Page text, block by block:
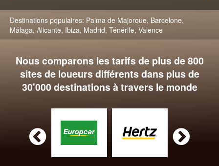
Destinations populaires: Palma de Majorque, Barcelone,
Málaga, Alicante, Ibiza, Madrid, Ténérife, Valence
Nous comparons les tarifs de plus de 800
sites de loueurs différents dans plus de
30'000 destinations à travers le monde
 